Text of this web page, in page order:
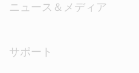
ニュース＆メディア
サポート